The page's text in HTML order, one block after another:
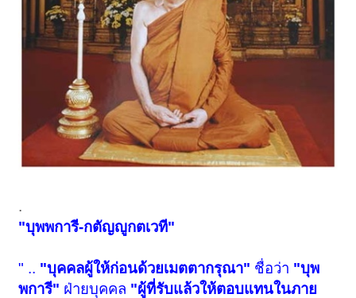
.
"บุพพการี-กตัญญูกตเวที"
" .. "บุคคลผู้ให้ก่อนด้วยเมตตากรุณา" ชื่อว่า "บุพ
พการี" ฝ่ายบุคคล "ผู้ที่รับแล้วให้ตอบแทนในภาย